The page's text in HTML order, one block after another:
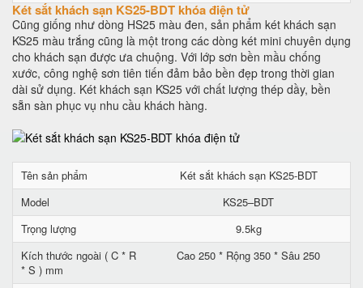
Két sắt khách sạn KS25-BDT khóa điện tử
Cũng giống như dòng HS25 màu đen, sản phẩm két khách sạn
KS25 màu trắng cũng là một trong các dòng két mini chuyên dụng
cho khách sạn được ưa chuộng. Với lớp sơn bền mầu chống
xước, công nghệ sơn tiên tiến đảm bảo bền đẹp trong thời gian
dài sử dụng. Két khách sạn KS25 với chất lượng thép dầy, bền
sẵn sàn phục vụ nhu cầu khách hàng.
Tên sản phẩm
Két sắt khách sạn KS25-BDT
Model
KS25–BDT
Trọng lượng
9.5kg
Kích thước ngoài ( C * R
* S ) mm
Cao 250 * Rộng 350 * Sâu 250